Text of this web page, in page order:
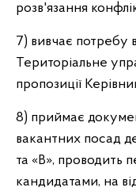
розв'язання
7) вивчає потребу
Територіальне
пропозиції
8) приймає
вакантних посад
та «В», проводить
кандидатами, на